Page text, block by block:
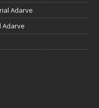
Adarve
Adarve